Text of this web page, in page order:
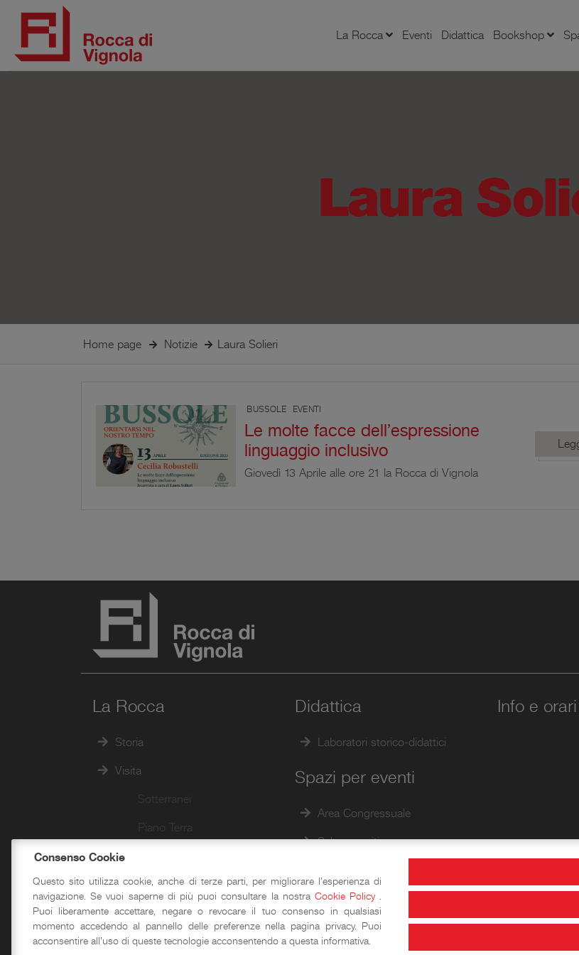
La Rocca Eventi Didattica Bookshop
Laura
Home page Notizie Laura Solieri
BUSSOLE EVENTI
Le molte facce dell’espressione
linguaggio inclusivo
Giovedì 13 Aprile alle ore 21 la Rocca di Vignola
La Rocca
Storia
Visita
Sotterranei
Piano Terra
Piano Secondo
Camminamenti e Torri
Passeggiate d’autore
Didattica
Laboratori storico-didattici
Spazi per eventi
Area Congressuale
Sale espositive
Info e orari
Consenso Cookie
Questo sito utilizza cookie, anche di terze parti, per migliorare l'esperienza di
navigazione. Se vuoi saperne di più puoi consultare la nostra Cookie Policy .
Puoi liberamente accettare, negare o revocare il tuo consenso in qualsiasi
momento accedendo al pannello delle preferenze nella pagina privacy. Puoi
acconsentire all'uso di queste tecnologie acconsentendo a questa informativa.